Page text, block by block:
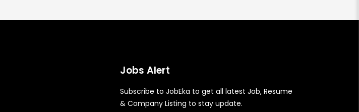
Jobs Alert
Subscribe to JobEka to get all latest Job, Resume
& Company Listing to stay update.